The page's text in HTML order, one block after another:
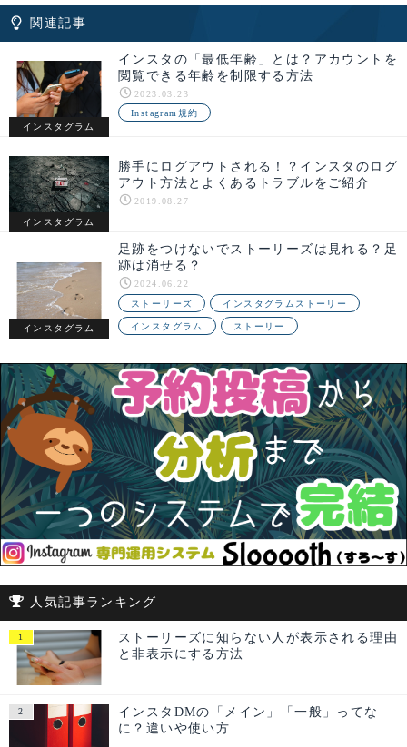
関連記事
インスタグラム
インスタの「最低年齢」とは？アカウントを
閲覧できる年齢を制限する方法
2023.03.23
Instagram規約
インスタグラム
勝手にログアウトされる！？インスタのログ
アウト方法とよくあるトラブルをご紹介
2019.08.27
インスタグラム
足跡をつけないでストーリーズは見れる？足
跡は消せる？
2024.06.22
ストーリーズ
インスタグラムストーリー
インスタグラム ストーリー
人気記事ランキング
ストーリーズに知らない人が表示される理由
と非表示にする方法
インスタDMの「メイン」「一般」ってな
に？違いや使い方